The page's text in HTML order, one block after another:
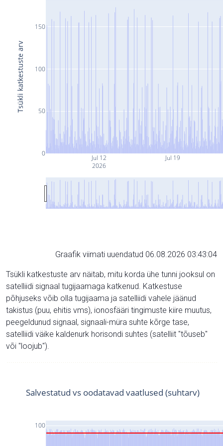
Jul 12
2026
Jul 19
0
50
100
150
Tsükli katkestuste arv
Graafik viimati uuendatud 06.08.2026 03:43:04
Tsükli katkestuste arv näitab, mitu korda ühe tunni jooksul on
satelliidi signaal tugijaamaga katkenud. Katkestuse
põhjuseks võib olla tugijaama ja satelliidi vahele jäänud
takistus (puu, ehitis vms), ionosfääri tingimuste kiire muutus,
peegeldunud signaal, signaali-müra suhte kõrge tase,
satelliidi väike kaldenurk horisondi suhtes (satelliit "tõuseb"
või "loojub").
100
Salvestatud vs oodatavad vaatlused (suhtarv)